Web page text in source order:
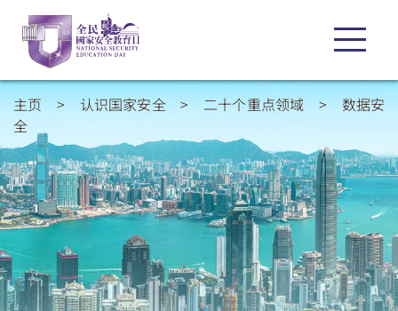
主页 > 认识国家安全> 二十个重点领域 > 数据安
全